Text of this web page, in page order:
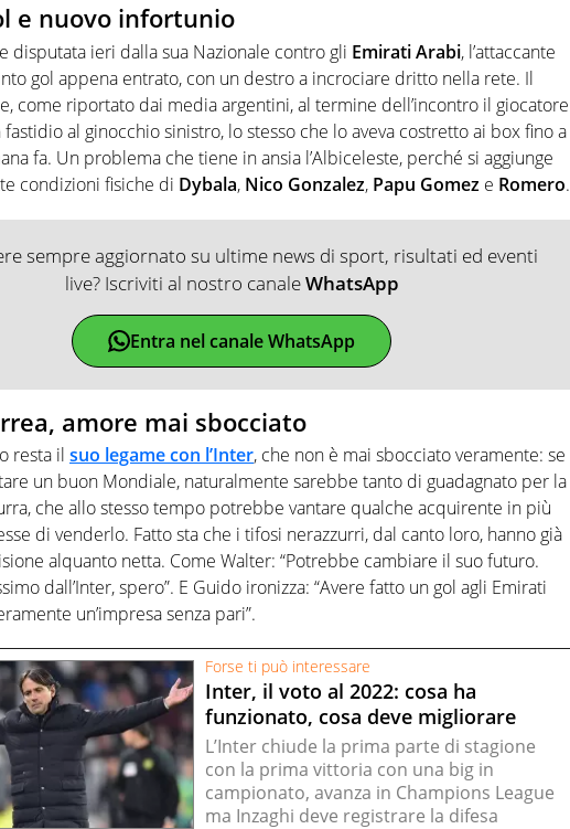
e nuovo infortunio
disputata ieri dalla sua Nazionale contro gli Emirati Arabi, l’attaccante
gol appena entrato, con un destro a incrociare dritto nella rete. Il
come riportato dai media argentini, al termine dell’incontro il giocatore
fastidio al ginocchio sinistro, lo stesso che lo aveva costretto ai box fino a
fa. Un problema che tiene in ansia l’Albiceleste, perché si aggiunge
condizioni fisiche di Dybala, Nico Gonzalez, Papu Gomez e Romero.
sempre aggiornato su ultime news di sport, risultati ed eventi
live? Iscriviti al nostro canaleWhatsApp
Entra nel canale WhatsApp
amore mai sbocciato
resta il suo legame con l’Inter, che non è mai sbocciato veramente: se
un buon Mondiale, naturalmente sarebbe tanto di guadagnato per la
che allo stesso tempo potrebbe vantare qualche acquirente in più
di venderlo. Fatto sta che i tifosi nerazzurri, dal canto loro, hanno già
alquanto netta. Come Walter: “Potrebbe cambiare il suo futuro.
dall’Inter, spero”. E Guido ironizza: “Avere fatto un gol agli Emirati
un’impresa senza pari”.
Forse ti può interessare
Inter, il voto al 2022: cosa ha
funzionato, cosa deve migliorare
L’Inter chiude la prima parte di stagione
con la prima vittoria con una big in
campionato, avanza in Champions League
ma Inzaghi deve registrare la difesa